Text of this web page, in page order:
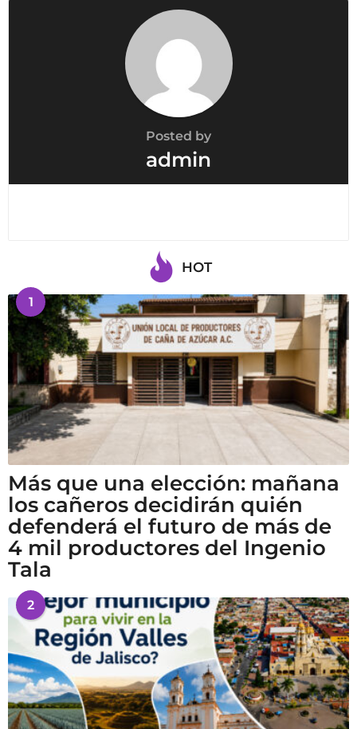
Posted by
admin
HOT
1
Más que una elección: mañana
los cañeros decidirán quién
defenderá el futuro de más de
4 mil productores del Ingenio
Tala
2